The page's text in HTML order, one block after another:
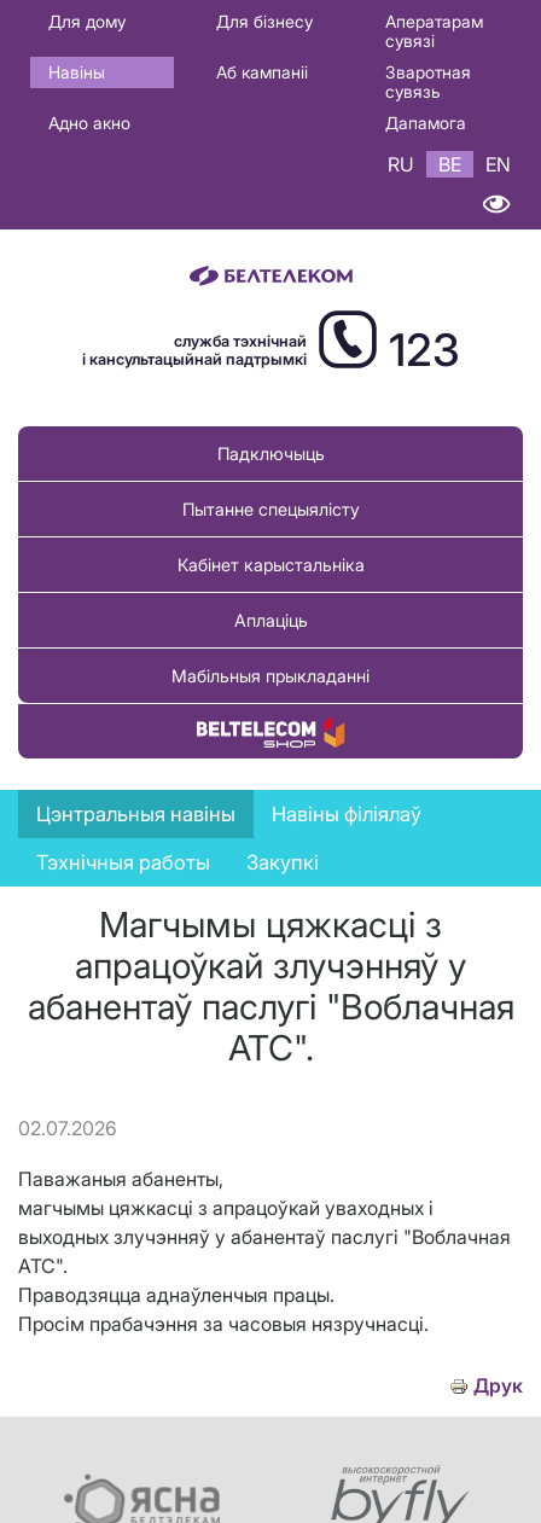
Основная
навигация
BE
Для дому Для бізнесу
Аператарам
сувязі
Навіны
Аб кампаніі
Зваротная
сувязь
Адно акно
Дапамога
RU BE EN
служба тэхнічнай
і кансультацыйнай падтрымкі
123
Падключыць
Пытанне спецыялісту
Кабінет карыстальніка
Аплаціць
Мабільныя прыкладанні
Купіць тавар
News
menu
Цэнтральныя навіны
Навіны філіялаў
Тэхнічныя работы
Закупкі
Магчымы цяжкасці з
апрацоўкай злучэнняў у
абанентаў паслугі "Воблачная
АТС".
02.07.2026
Паважаныя абаненты,
магчымы цяжкасці з апрацоўкай уваходных і
выходных злучэнняў у абанентаў паслугі "Воблачная
АТС".
Праводзяцца аднаўленчыя працы.
Просім прабачэння за часовыя нязручнасці.
Друк